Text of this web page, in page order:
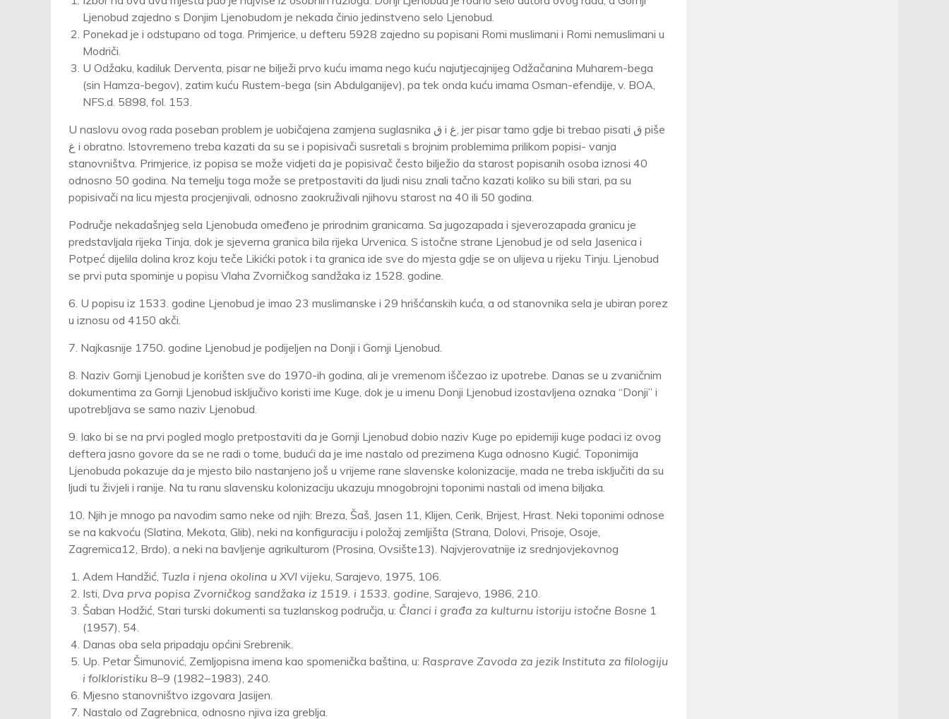
Ljenobud zajedno s Donjim Ljenobudom je nekada činio jedinstveno selo Ljenobud.
Ponekad je i odstupano od toga. Primjerice, u defteru 5928 zajedno su popisani Romi muslimani i Romi nemuslimani u
Modriči.
U Odžaku, kadiluk Derventa, pisar ne bilježi prvo kuću imama nego kuću najutjecajnijeg Odžačanina Muharem-bega
(sin Hamza-begov), zatim kuću Rustem-bega (sin Abdulganijev), pa tek onda kuću imama Osman-efendije, v. BOA,
NFS.d. 5898, fol. 153.
U naslovu ovog rada poseban problem je uobičajena zamjena suglasnika ﻕ i ﻍ, jer pisar tamo gdje bi trebao pisati ﻕ piše
ﻍ i obratno. Istovremeno treba kazati da su se i popisivači susretali s brojnim problemima prilikom popisi- vanja
stanovništva. Primjerice, iz popisa se može vidjeti da je popisivač često bilježio da starost popisanih osoba iznosi 40
odnosno 50 godina. Na temelju toga može se pretpostaviti da ljudi nisu znali tačno kazati koliko su bili stari, pa su
popisivači na licu mjesta procjenjivali, odnosno zaokruživali njihovu starost na 40 ili 50 godina.
Područje nekadašnjeg sela Ljenobuda omeđeno je prirodnim granicama. Sa jugozapada i sjeverozapada granicu je
predstavljala rijeka Tinja, dok je sjeverna granica bila rijeka Urvenica. S istočne strane Ljenobud je od sela Jasenica i
Potpeć dijelila dolina kroz koju teče Likićki potok i ta granica ide sve do mjesta gdje se on ulijeva u rijeku Tinju. Ljenobud
se prvi puta spominje u popisu Vlaha Zvorničkog sandžaka iz 1528. godine.
6. U popisu iz 1533. godine Ljenobud je imao 23 muslimanske i 29 hrišćanskih kuća, a od stanovnika sela je ubiran porez
u iznosu od 4150 akči.
7. Najkasnije 1750. godine Ljenobud je podijeljen na Donji i Gornji Ljenobud.
8. Naziv Gornji Ljenobud je korišten sve do 1970-ih godina, ali je vremenom iščezao iz upotrebe. Danas se u zvaničnim
dokumentima za Gornji Ljenobud isključivo koristi ime Kuge, dok je u imenu Donji Ljenobud izostavljena oznaka “Donji” i
upotrebljava se samo naziv Ljenobud.
9. Iako bi se na prvi pogled moglo pretpostaviti da je Gornji Ljenobud dobio naziv Kuge po epidemiji kuge podaci iz ovog
deftera jasno govore da se ne radi o tome, budući da je ime nastalo od prezimena Kuga odnosno Kugić. Toponimija
Ljenobuda pokazuje da je mjesto bilo nastanjeno još u vrijeme rane slavenske kolonizacije, mada ne treba isključiti da su
ljudi tu živjeli i ranije. Na tu ranu slavensku kolonizaciju ukazuju mnogobrojni toponimi nastali od imena biljaka.
10. Njih je mnogo pa navodim samo neke od njih: Breza, Šaš, Jasen 11, Klijen, Cerik, Brijest, Hrast. Neki toponimi odnose
se na kakvoću (Slatina, Mekota, Glib), neki na konfiguraciju i položaj zemljišta (Strana, Dolovi, Prisoje, Osoje,
Zagremica12, Brdo), a neki na bavljenje agrikulturom (Prosina, Ovsište13). Najvjerovatnije iz srednjovjekovnog
Adem Handžić, Tuzla i njena okolina u XVI vijeku, Sarajevo, 1975, 106.
Isti, Dva prva popisa Zvorničkog sandžaka iz 1519. i 1533. godine, Sarajevo, 1986, 210.
Šaban Hodžić, Stari turski dokumenti sa tuzlanskog područja, u: Članci i građa za kulturnu istoriju istočne Bosne 1
(1957), 54.
Danas oba sela pripadaju općini Srebrenik.
Up. Petar Šimunović, Zemljopisna imena kao spomenička baština, u: Rasprave Zavoda za jezik Instituta za filologiju
i folkloristiku 8–9 (1982–1983), 240.
Mjesno stanovništvo izgovara Jasijen.
Nastalo od Zagrebnica, odnosno njiva iza greblja.